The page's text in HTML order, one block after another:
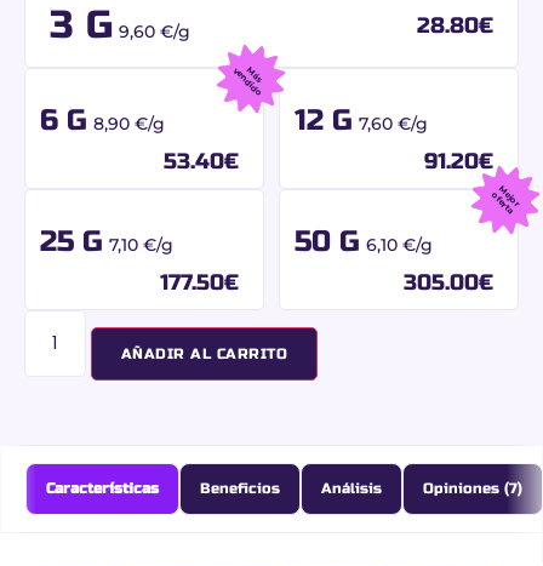
3 G 9,60 €/g 28.80€
6 G 8,90 €/g
53.40€
M
á
s
v
e
n
d
id
o
12 G 7,60 €/g
91.20€
25 G 7,10 €/g
177.50€
50 G 6,10 €/g
305.00€
M
e
jo
r
o
f
e
r
t
a
AÑADIR AL CARRITO
Características Beneficios Análisis Opiniones (7)